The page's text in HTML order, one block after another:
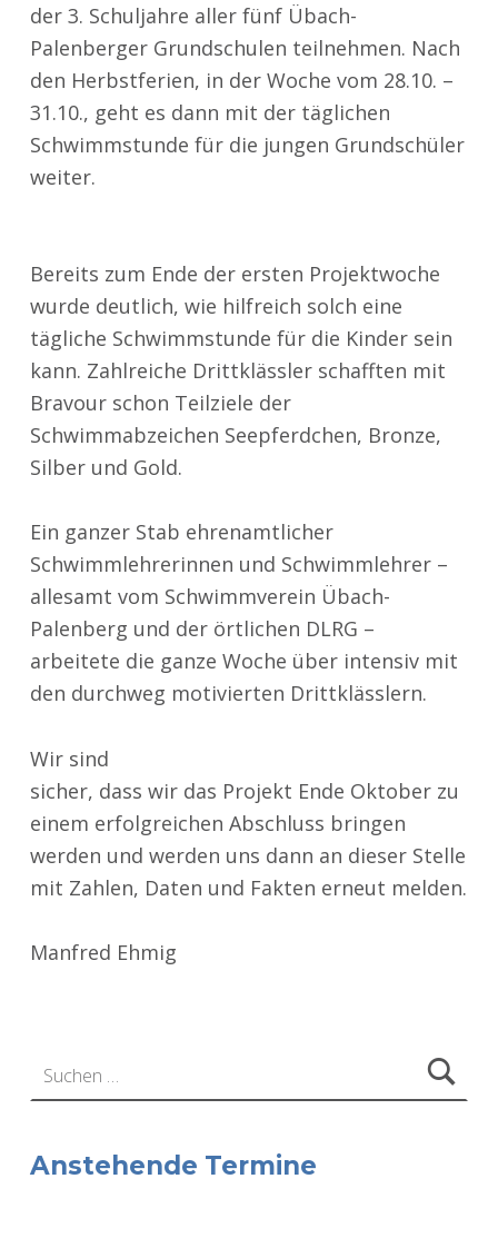
der 3. Schuljahre aller fünf Übach-
Palenberger Grundschulen teilnehmen. Nach
den Herbstferien, in der Woche vom 28.10. –
31.10., geht es dann mit der täglichen
Schwimmstunde für die jungen Grundschüler
weiter.
Bereits zum Ende der ersten Projektwoche
wurde deutlich, wie hilfreich solch eine
tägliche Schwimmstunde für die Kinder sein
kann. Zahlreiche Drittklässler schafften mit
Bravour schon Teilziele der
Schwimmabzeichen Seepferdchen, Bronze,
Silber und Gold.
Ein ganzer Stab ehrenamtlicher
Schwimmlehrerinnen und Schwimmlehrer –
allesamt vom Schwimmverein Übach-
Palenberg und der örtlichen DLRG –
arbeitete die ganze Woche über intensiv mit
den durchweg motivierten Drittklässlern.
Wir sind
sicher, dass wir das Projekt Ende Oktober zu
einem erfolgreichen Abschluss bringen
werden und werden uns dann an dieser Stelle
mit Zahlen, Daten und Fakten erneut melden.
Manfred Ehmig
Anstehende Termine